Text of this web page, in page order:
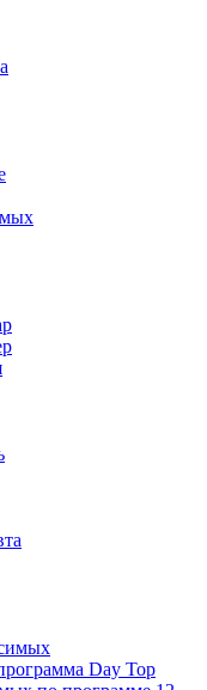
Day Top